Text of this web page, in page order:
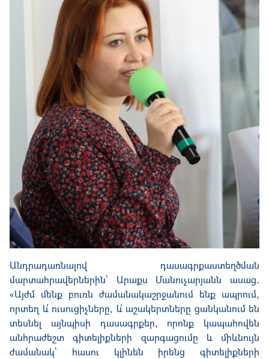
Անդրադառնալով դասագրքաստեղծման
մարտահրավերներին՝ Արաքս Մանուչարյանն ասաց․
«Այժմ մենք բուռն ժամանակաշրջանում ենք ապրում,
որտեղ և՛ ուսուցիչները, և՛ աշակերտները ցանկանում են
տեսնել այնպիսի դասագրքեր, որոնք կապահովեն
անհրաժեշտ գիտելիքների զարգացումը և միևնույն
ժամանակ՝ հասու կլինեն իրենց գիտելիքների